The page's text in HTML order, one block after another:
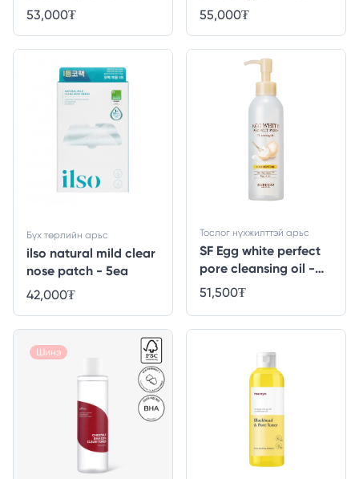
150ml
53,000₮ 55,000₮
ilso natural mild clear
nose patch - 5ea
Бүх төрлийн арьс
42,000₮
SF Egg white perfect
pore cleansing oil -
200ml
Тослог нүхжилттэй арьс
51,500₮
Шинэ